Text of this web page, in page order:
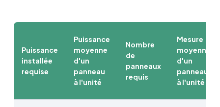
Puissance
installée
requise
Puissance
moyenne
d'un
panneau
à l'unité
Nombre
de
panneaux
requis
Mesure
moyenne
d'un
panneau
à l'unité